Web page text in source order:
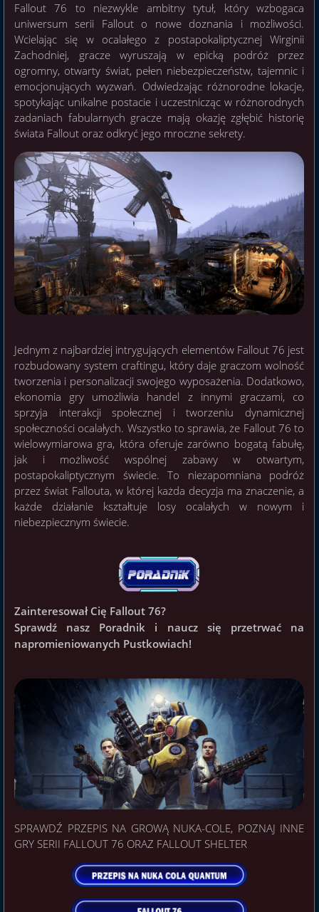
Fallout 76 to niezwykle ambitny tytuł, który wzbogaca
uniwersum serii Fallout o nowe doznania i możliwości.
Wcielając się w ocalałego z postapokaliptycznej Wirginii
Zachodniej, gracze wyruszają w epicką podróż przez
ogromny, otwarty świat, pełen niebezpieczeństw, tajemnic i
emocjonujących wyzwań. Odwiedzając różnorodne lokacje,
spotykając unikalne postacie i uczestnicząc w różnorodnych
zadaniach fabularnych gracze mają okazję zgłębić historię
świata Fallout oraz odkryć jego mroczne sekrety.
Jednym z najbardziej intrygujących elementów Fallout 76 jest
rozbudowany system craftingu, który daje graczom wolność
tworzenia i personalizacji swojego wyposażenia. Dodatkowo,
ekonomia gry umożliwia handel z innymi graczami, co
sprzyja interakcji społecznej i tworzeniu dynamicznej
społeczności ocalałych. Wszystko to sprawia, że Fallout 76 to
wielowymiarowa gra, która oferuje zarówno bogatą fabułę,
jak i możliwość wspólnej zabawy w otwartym,
postapokaliptycznym świecie. To niezapomniana podróż
przez świat Fallouta, w której każda decyzja ma znaczenie, a
każde działanie kształtuje losy ocalałych w nowym i
niebezpiecznym świecie.
Zainteresował Cię Fallout 76?
Sprawdź nasz Poradnik i naucz się przetrwać na
napromieniowanych Pustkowiach!
SPRAWDŹ PRZEPIS NA GROWĄ NUKA-COLE, POZNAJ INNE
GRY SERII FALLOUT 76 ORAZ FALLOUT SHELTER